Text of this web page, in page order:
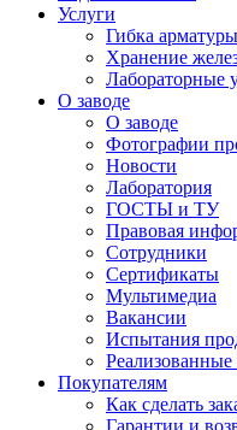
Услуги
Гибка арматуры
Хранение
Лабораторные
О заводе
О заводе
Фотографии
Новости
Лаборатория
ГОСТЫ и ТУ
Правовая
Сотрудники
Сертификаты
Мультимедиа
Вакансии
Испытания
Покупателям
Как сделать
Гарантии и